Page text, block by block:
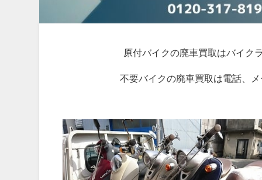
原付バイクの廃車買取はバイク
不要バイクの廃車買取は電話、